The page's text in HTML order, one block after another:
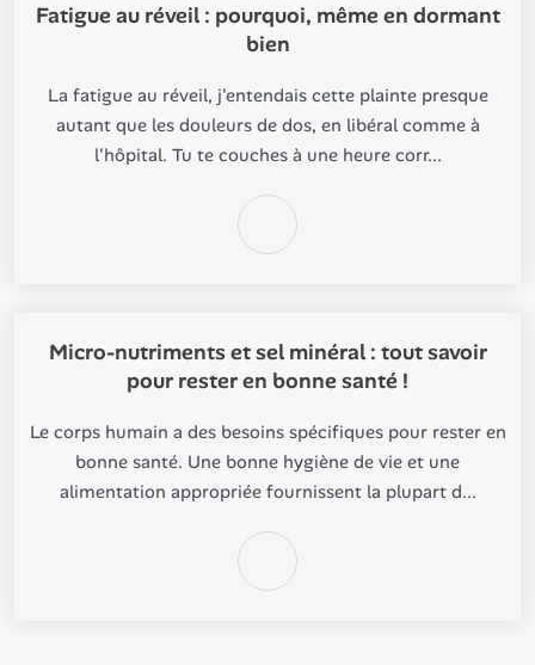
Fatigue au réveil : pourquoi, même en dormant
bien
La fatigue au réveil, j'entendais cette plainte presque
autant que les douleurs de dos, en libéral comme à
l'hôpital. Tu te couches à une heure corr...
Micro-nutriments et sel minéral : tout savoir
pour rester en bonne santé !
Le corps humain a des besoins spécifiques pour rester en
bonne santé. Une bonne hygiène de vie et une
alimentation appropriée fournissent la plupart d...